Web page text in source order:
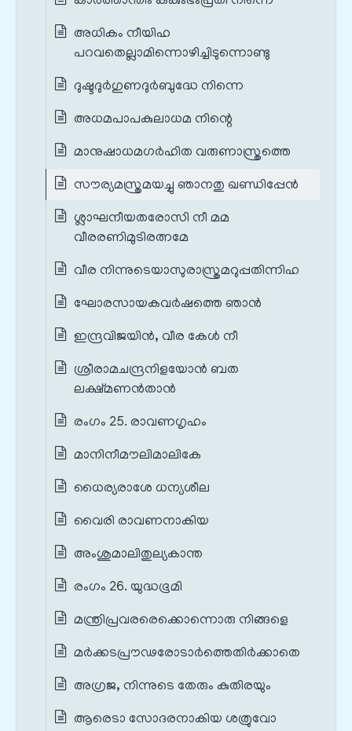
അധികം നീയിഹ
പറവതെല്ലാമിന്നൊഴിച്ചിടുന്നൊണ്ടു
ദുഷ്ടദുർഗുണദുർബുദ്ധേ നിന്നെ
അധമപാപകുലാധമ നിന്റെ
മാനുഷാധമഗർഹിത വരുണാസ്ത്രത്തെ
സൗര്യമസ്ത്രമയച്ചു ഞാനതു ഖണ്ഡിപ്പേൻ
ശ്ലാഘനീയതരോസി നീ മമ
വീരരണിമുടിരത്നമേ
വീര നിന്നുടെയാസുരാസ്ത്രമറുപ്പതിന്നിഹ
ഘോരസായകവർഷത്തെ ഞാൻ
ഇന്ദ്രവിജയിൻ, വീര കേൾ നീ
ശ്രീരാമചന്ദ്രനിളയോൻ ബത
ലക്ഷ്മണൻതാൻ
രംഗം 25. രാവണഗൃഹം
മാനിനീമൗലിമാലികേ
ധൈര്യരാശേ ധന്യശീല
വൈരി രാവണനാകിയ
അംശുമാലിതുല്യകാന്ത
രംഗം 26. യുദ്ധഭൂമി
മന്ത്രിപ്രവരരെക്കൊന്നൊരു നിങ്ങളെ
മർക്കടപ്രൗഢരോടാർത്തെതിർക്കാതെ
അഗ്രജ, നിന്നുടെ തേരും കുതിരയും
ആരെടാ സോദരനാകിയ ശത്രുവോ